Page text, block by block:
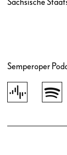
Sächsische
Semperoper